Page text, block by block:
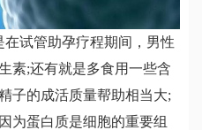
试管助孕疗程期间，男性
素;还有就是多食用一些含
子的成活质量帮助相当大;
为蛋白质是细胞的重要组